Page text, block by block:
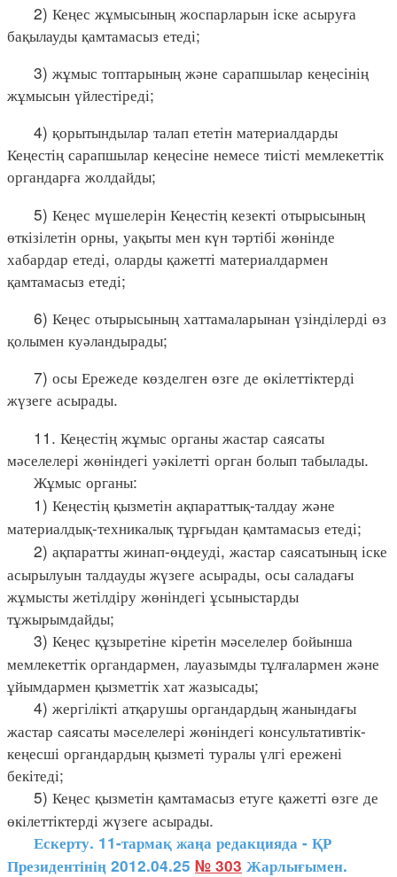
2) Кеңес жұмысының жоспарларын іске асыруға
бақылауды қамтамасыз етеді;
3) жұмыс топтарының және сарапшылар кеңесінің
жұмысын үйлестіреді;
4) қорытындылар талап ететін материалдарды
Кеңестің сарапшылар кеңесіне немесе тиісті мемлекеттік
органдарға жолдайды;
5) Кеңес мүшелерін Кеңестің кезекті отырысының
өткізілетін орны, уақыты мен күн тәртібі жөнінде
хабардар етеді, оларды қажетті материалдармен
қамтамасыз етеді;
6) Кеңес отырысының хаттамаларынан үзінділерді өз
қолымен куәландырады;
7) осы Ережеде көзделген өзге де өкілеттіктерді
жүзеге асырады.
11. Кеңестің жұмыс органы жастар саясаты
мәселелері жөніндегі уәкілетті орган болып табылады.
Жұмыс органы:
1) Кеңестің қызметін ақпараттық-талдау және
материалдық-техникалық тұрғыдан қамтамасыз етеді;
2) ақпаратты жинап-өңдеуді, жастар саясатының іске
асырылуын талдауды жүзеге асырады, осы саладағы
жұмысты жетілдіру жөніндегі ұсыныстарды
тұжырымдайды;
3) Кеңес құзыретіне кіретін мәселелер бойынша
мемлекеттік органдармен, лауазымды тұлғалармен және
ұйымдармен қызметтік хат жазысады;
4) жергілікті атқарушы органдардың жанындағы
жастар саясаты мәселелері жөніндегі консультативтік-
кеңесші органдардың қызметі туралы үлгі ережені
бекітеді;
5) Кеңес қызметін қамтамасыз етуге қажетті өзге де
өкілеттіктерді жүзеге асырады.
Ескерту. 11-тармақ жаңа редакцияда - ҚР
Президентінің 2012.04.25 № 303 Жарлығымен.